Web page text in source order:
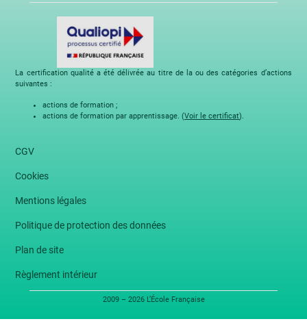
La certification qualité a été délivrée au titre de la ou des catégories d’actions
suivantes :
actions de formation ;
actions de formation par apprentissage. (Voir le certificat).
CGV
Cookies
Mentions légales
Politique de protection des données
Plan de site
Règlement intérieur
2009 – 2026 L’École Française